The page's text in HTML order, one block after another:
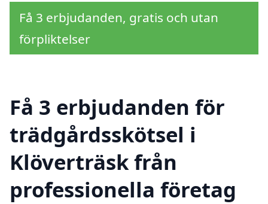
Få 3 erbjudanden, gratis och utan
förpliktelser
Få 3 erbjudanden för
trädgårdsskötsel i
Klöverträsk från
professionella företag